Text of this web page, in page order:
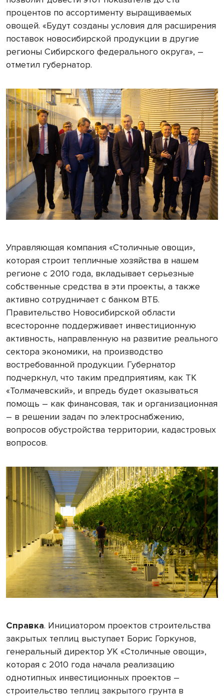
процентов по ассортименту выращиваемых
овощей. «Будут созданы условия для расширения
поставок новосибирской продукции в другие
регионы Сибирского федерального округа», –
отметил губернатор.
Управляющая компания «Столичные овощи»,
которая строит тепличные хозяйства в нашем
регионе с 2010 года, вкладывает серьезные
собственные средства в эти проекты, а также
активно сотрудничает с банком ВТБ.
Правительство Новосибирской области
всесторонне поддерживает инвестиционную
активность, направленную на развитие реального
сектора экономики, на производство
востребованной продукции. Губернатор
подчеркнул, что таким предприятиям, как ТК
«Толмачевский», и впредь будет оказываться
помощь – как финансовая, так и организационная
– в решении задач по электроснабжению,
вопросов обустройства территории, кадастровых
вопросов.
Справка. Инициатором проектов строительства
закрытых теплиц выступает Борис Горкунов,
генеральный директор УК «Столичные овощи»,
которая с 2010 года начала реализацию
однотипных инвестиционных проектов –
строительство теплиц закрытого грунта в